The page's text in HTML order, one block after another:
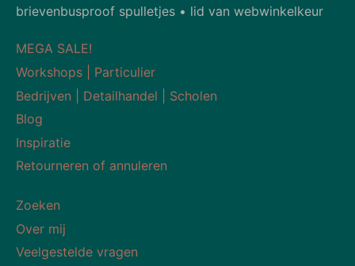
brievenbusproof spulletjes • lid van webwinkelkeur
MEGA SALE!
Workshops | Particulier
Bedrijven | Detailhandel | Scholen
Blog
Inspiratie
Retourneren of annuleren
Zoeken
Over mij
Veelgestelde vragen